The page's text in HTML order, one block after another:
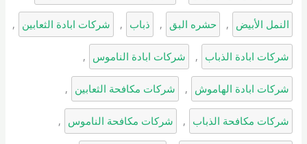
النمل الأبيض , حشره البق , ذباب , شركات ابادة الثعابين ,
شركات ابادة الذباب , شركات ابادة الناموس ,
شركات ابادة الهاموش , شركات مكافحة الثعابين ,
شركات مكافحة الذباب , شركات مكافحة الناموس ,